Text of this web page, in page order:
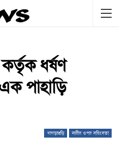
ধর্ষণ
এক পাহাড়ি
খাগড়াছড়ি নারীর ওপর সহিংসতা